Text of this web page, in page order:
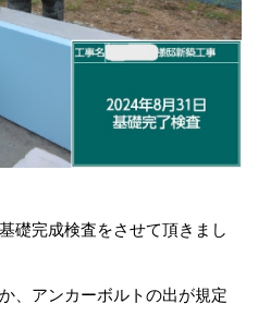
礎完成検査をさせて頂きまし
、アンカーボルトの出が規定